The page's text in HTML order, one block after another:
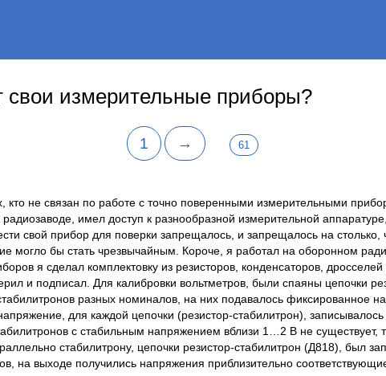
свои измерительные приборы?
1 → 61
кто не связан по работе с точно поверенными измерительными
имел доступ к разнообразной измерительной
свой прибор для поверки запрещалось, и запрещалось на столько,
могло бы стать чрезвычайным. Короче, я работал на оборонном
я сделал комплектовку из резисторов, конденсаторов,
и подписал. Для калибровки вольтметров, были спаяны цепочки
разных номиналов, на них подавалось фиксированное
для каждой цепочки (резистор-стабилитрон),
с стабильным напряжением вблизи 1…2 В не существует,
стабилитрону, цепочки резистор-стабилитрон (Д818), был
на выходе получились напряжения приблизительно